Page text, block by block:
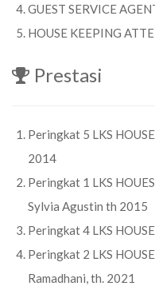
GUEST SERVICE
HOUSE KEEPING
Prestasi
Peringkat 5 LKS
2014
Peringkat 1 LKS
Sylvia Agustin th 2015
Peringkat 4 LKS
Peringkat 2 LKS
Ramadhani, th. 2021